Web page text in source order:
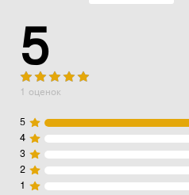
5
1 оценок
5
4
3
2
1